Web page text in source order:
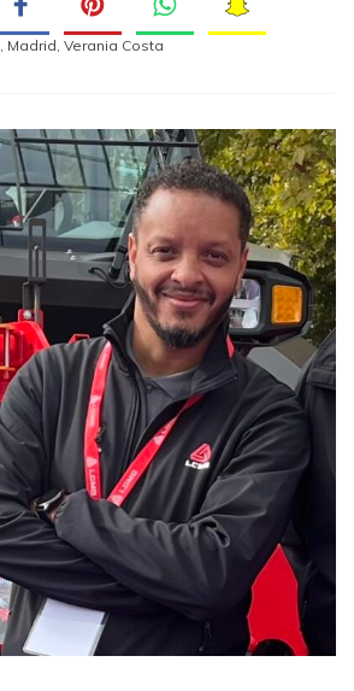
, Madrid, Verania Costa